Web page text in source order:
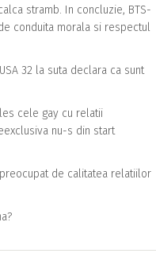
stramb. In concluzie, BTS-
conduita morala si respectul
32 la suta declara ca sunt
cele gay cu relatii
nu-s din start
de calitatea relatiilor